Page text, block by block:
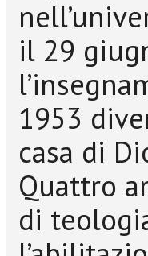
il 29
1953
casa di
Quattro
di